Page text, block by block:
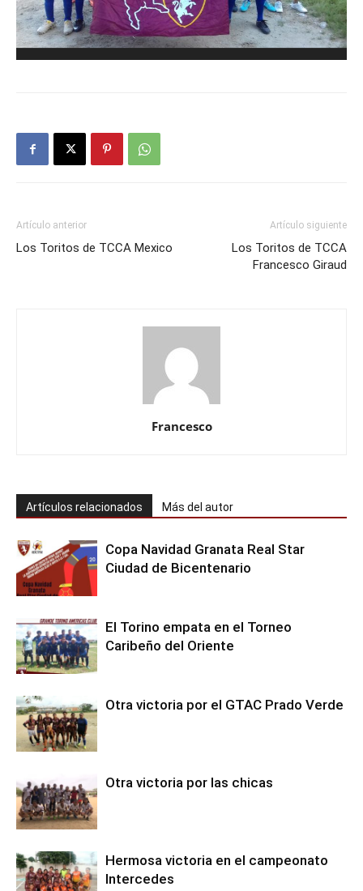
Artículo anterior
Los Toritos de TCCA Mexico
Artículo siguiente
Los Toritos de TCCA
Francesco Giraud
Francesco
Artículos relacionados Más del autor
Copa Navidad Granata Real Star
Ciudad de Bicentenario
El Torino empata en el Torneo
Caribeño del Oriente
Otra victoria por el GTAC Prado Verde
Otra victoria por las chicas
Hermosa victoria en el campeonato
Intercedes